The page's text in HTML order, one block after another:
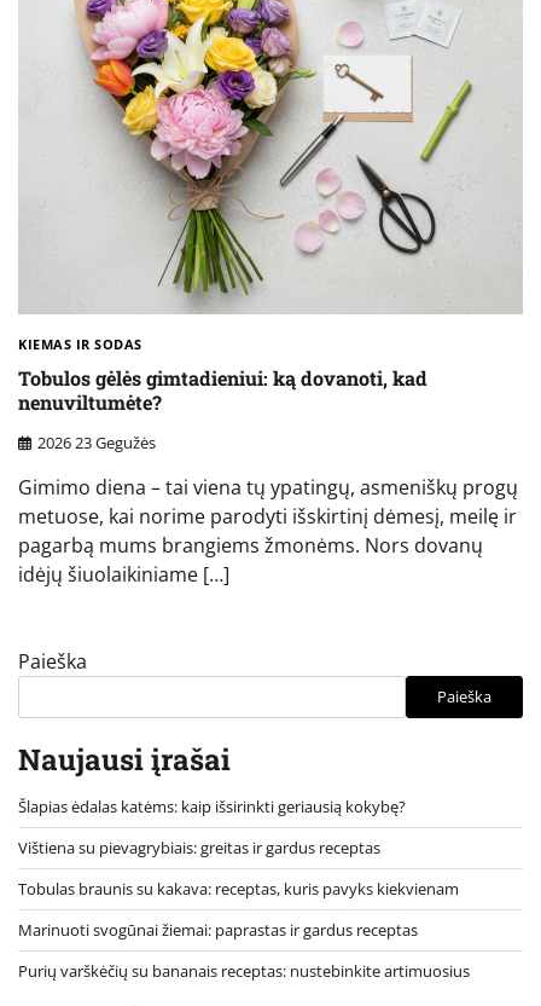
KIEMAS IR SODAS
Tobulos gėlės gimtadieniui: ką dovanoti, kad
nenuviltumėte?
2026 23 Gegužės
Gimimo diena – tai viena tų ypatingų, asmeniškų progų
metuose, kai norime parodyti išskirtinį dėmesį, meilę ir
pagarbą mums brangiems žmonėms. Nors dovanų
idėjų šiuolaikiniame […]
Paieška
Paieška
Naujausi įrašai
Šlapias ėdalas katėms: kaip išsirinkti geriausią kokybę?
Vištiena su pievagrybiais: greitas ir gardus receptas
Tobulas braunis su kakava: receptas, kuris pavyks kiekvienam
Marinuoti svogūnai žiemai: paprastas ir gardus receptas
Purių varškėčių su bananais receptas: nustebinkite artimuosius